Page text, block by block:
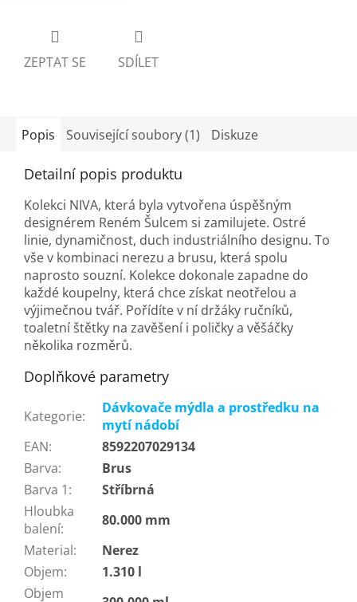
ZEPTAT SE SDÍLET
Popis Související soubory (1) Diskuze
Detailní popis produktu
Kolekci NIVA, která byla vytvořena úspěšným
designérem Reném Šulcem si zamilujete. Ostré
linie, dynamičnost, duch industriálního designu. To
vše v kombinaci nerezu a brusu, která spolu
naprosto souzní. Kolekce dokonale zapadne do
každé koupelny, která chce získat neotřelou a
výjimečnou tvář. Pořídíte v ní držáky ručníků,
toaletní štětky na zavěšení i poličky a věšáčky
několika rozměrů.
Doplňkové parametry
Kategorie:
Dávkovače mýdla a prostředku na
mytí nádobí
EAN:
8592207029134
Barva:
Brus
Barva 1:
Stříbrná
Hloubka
balení:
80.000 mm
Material:
Nerez
Objem:
1.310 l
Objem